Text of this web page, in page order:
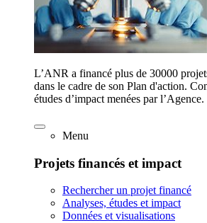
L’ANR a financé plus de 30000
dans le cadre de son Plan d'action.
études d’impact menées par l’Agence.
Menu
Projets financés et impact
Rechercher un projet financé
Analyses, études et impact
Données et visualisations